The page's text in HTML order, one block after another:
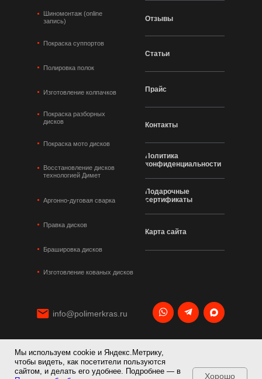
Шиномонтаж (online
запись)
Покраска суппортов
Полировка полок
Изготовление колпачков
Покраска разборных
дисков
Покраска мото дисков
Восстановление дисков
технологией Димет
Аргонно-дуговая сварка
Правка дисков
Брашировка дисков
Изготовление кованых дисков
Отзывы
Статьи
Прайс
Контакты
Политика
конфиденциальности
Подарочные
сертификаты
Карта сайта
info@polimerkras.ru
+7 495 120 21 36
Мы используем cookie и Яндекс.Метрику,
чтобы видеть, как посетители пользуются
сайтом, и делать его удобнее. Подробнее — в
Хорошо